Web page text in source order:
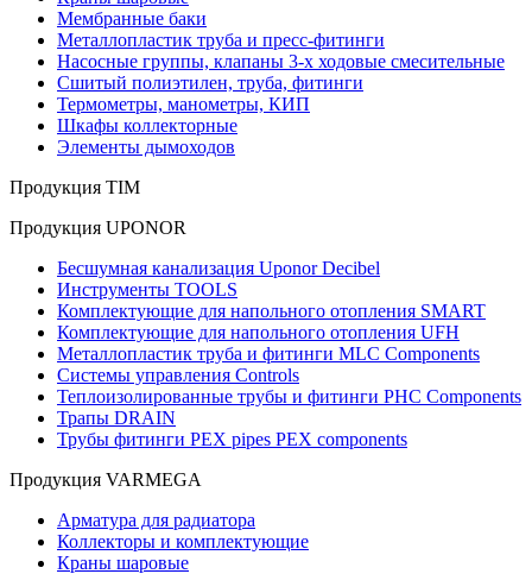
Мембранные баки
Металлопластик труба и пресс-фитинги
Насосные группы, клапаны 3-х ходовые смесительные
Сшитый полиэтилен, труба, фитинги
Термометры, манометры, КИП
Шкафы коллекторные
Элементы дымоходов
Продукция TIM
Продукция UPONOR
Бесшумная канализация Uponor Decibel
Инструменты TOOLS
Комплектующие для напольного отопления SMART
Комплектующие для напольного отопления UFH
Металлопластик труба и фитинги MLC Components
Системы управления Controls
Теплоизолированные трубы и фитинги PHC Components
Трапы DRAIN
Трубы фитинги PEX pipes PEX components
Продукция VARMEGA
Арматура для радиатора
Коллекторы и комплектующие
Краны шаровые